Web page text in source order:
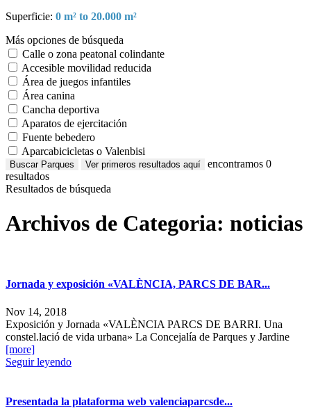
Superficie: 0 m² to 20.000 m²
Más opciones de búsqueda
Calle o zona peatonal colindante
Accesible movilidad reducida
Área de juegos infantiles
Área canina
Cancha deportiva
Aparatos de ejercitación
Fuente bebedero
Aparcabicicletas o Valenbisi
Buscar Parques Ver primeros resultados aquí encontramos 0
resultados
Resultados de búsqueda
Archivos de Categoria: noticias
Jornada y exposición «VALÈNCIA, PARCS DE BAR...
Nov 14, 2018
Exposición y Jornada «VALÈNCIA PARCS DE BARRI. Una
constel.lació de vida urbana» La Concejalía de Parques y Jardine
[more]
Seguir leyendo
Presentada la plataforma web valenciaparcsde...